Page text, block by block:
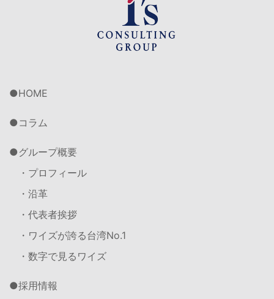
HOME
コラム
グループ概要
・プロフィール
・沿革
・代表者挨拶
・ワイズが誇る台湾No.1
・数字で見るワイズ
採用情報